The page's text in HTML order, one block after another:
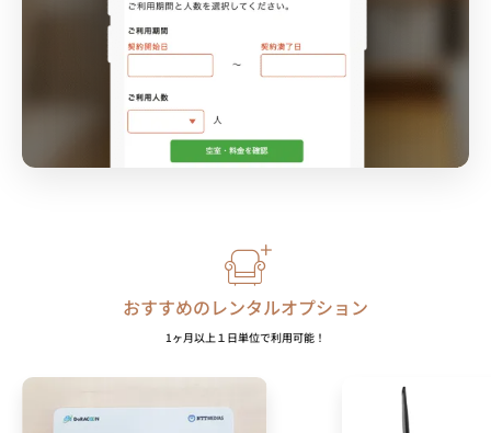
おすすめのレンタルオプション
1ヶ月以上１日単位で利用可能！